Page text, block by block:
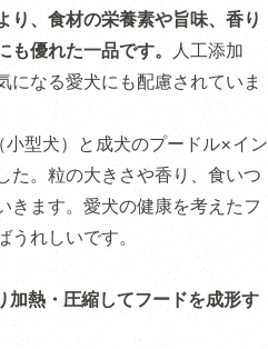
り、食材の栄養素や旨味、香り
優れた一品です。 人工添加
なる愛犬にも配慮されていま
型犬）と成犬のプードル×イン
た。粒の大きさや香り、食いつ
きます。愛犬の健康を考えたフ
れしいです。
熱・圧縮してフードを成形す